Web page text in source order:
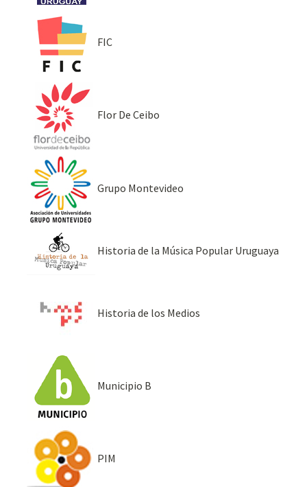
FIC
Flor De Ceibo
Grupo Montevideo
Historia de la Música Popular Uruguaya
Historia de los Medios
Municipio B
PIM